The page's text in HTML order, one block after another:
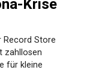
Krise
Record Store
zahllosen
für kleine